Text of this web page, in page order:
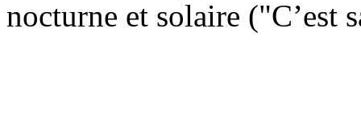
nocturne et solaire ("C’est